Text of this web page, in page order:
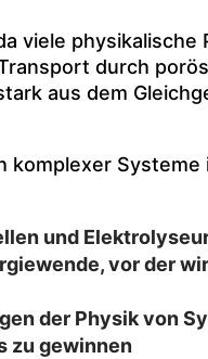
viele physikalische
durch
aus dem
komplexer Systeme
und
vor der
der Physik von
zu gewinnen